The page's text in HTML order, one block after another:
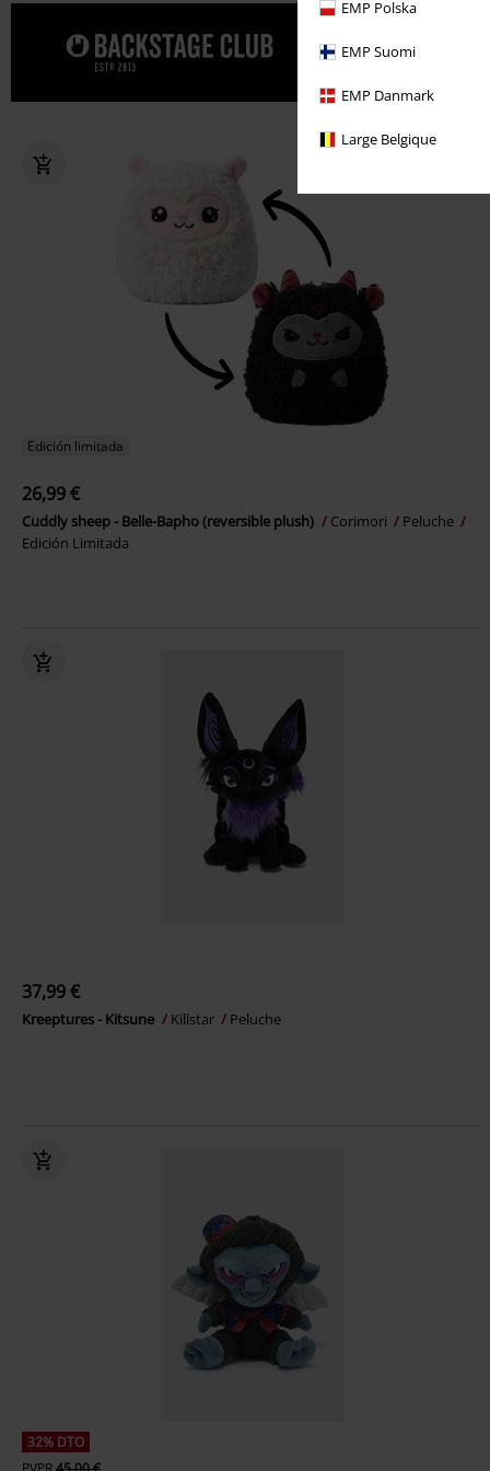
EMP Polska
EMP Suomi
EMP Danmark
Large Belgique
Date un
CLUB.
Edición limitada
26,99 €
Cuddly sheep - Belle-Bapho (reversible plush) Corimori
Peluche
Edición Limitada
37,99 €
Kreeptures - Kitsune Killstar Peluche
32% DTO